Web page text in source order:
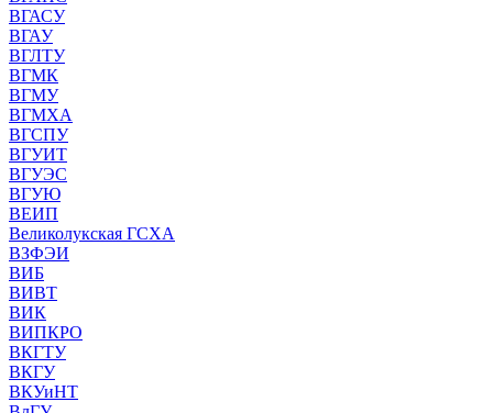
ВГАСУ
ВГАУ
ВГЛТУ
ВГМК
ВГМУ
ВГМХА
ВГСПУ
ВГУИТ
ВГУЭС
ВГУЮ
ВЕИП
Великолукская ГСХА
ВЗФЭИ
ВИБ
ВИВТ
ВИК
ВИПКРО
ВКГТУ
ВКГУ
ВКУиНТ